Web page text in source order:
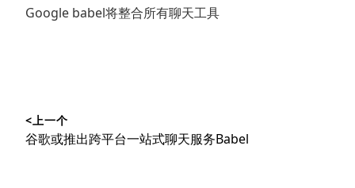
Google babel将整合所有聊天工具
章
<上一个
上
谷歌或推出跨平台一站式聊天服务Babel